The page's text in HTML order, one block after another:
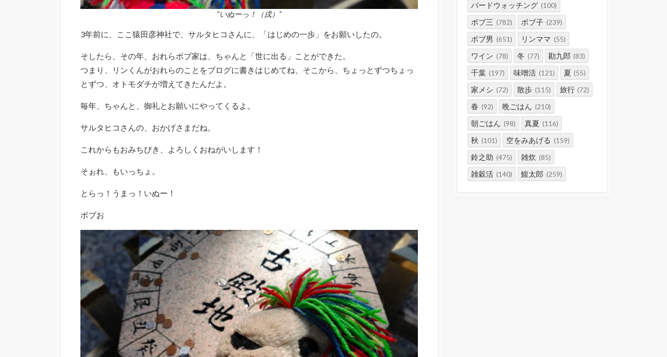
“いぬーっ！（戌）”
3年前に、ここ猿田彦神社で、サルタヒコさんに、「はじめの一歩」をお願いしたの。
そしたら、その年、おれらボブ家は、ちゃんと「世に出る」ことができた。
つまり、リンくんがおれらのことをブログに書きはじめてね、そこから、ちょっとずつちょっ
とずつ、オトモダチが増えてきたんだよ。
毎年、ちゃんと、御礼とお願いにやってくるよ。
サルタヒコさんの、おかげさまだね。
これからもおみちびき、よろしくおねがいします！
そぉれ、もいっちょ。
とらっ！うまっ！いぬー！
ボブお
バードウォッチング (100)
ボブ三 (782) ボブ子 (239)
ボブ男 (651) リンママ (55)
ワイン (78) 冬 (77) 勘九郎 (83)
千葉 (197) 味噌活 (121) 夏 (55)
家メシ (72) 散歩 (115) 旅行 (72)
春 (92) 晩ごはん (210)
朝ごはん (98) 真夏 (116)
秋 (101) 空をみあげる (159)
鈴之助 (475) 雑炊 (85)
雑穀活 (140) 鰒太郎 (259)